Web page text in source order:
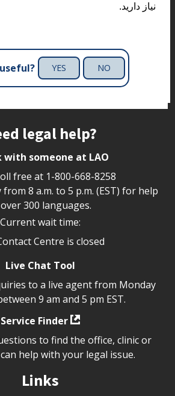
نیاز دارید.
YES NO
legal help?
with someone at LAO
free at 1-800-668-8258
8 a.m. to 5 p.m. (EST) for help
300 languages.
Current wait time:
Centre is closed
Live Chat Tool
to a live agent from Monday
9 am and 5 pm EST.
Service Finder
to find the office, clinic or
help with your legal issue.
Links